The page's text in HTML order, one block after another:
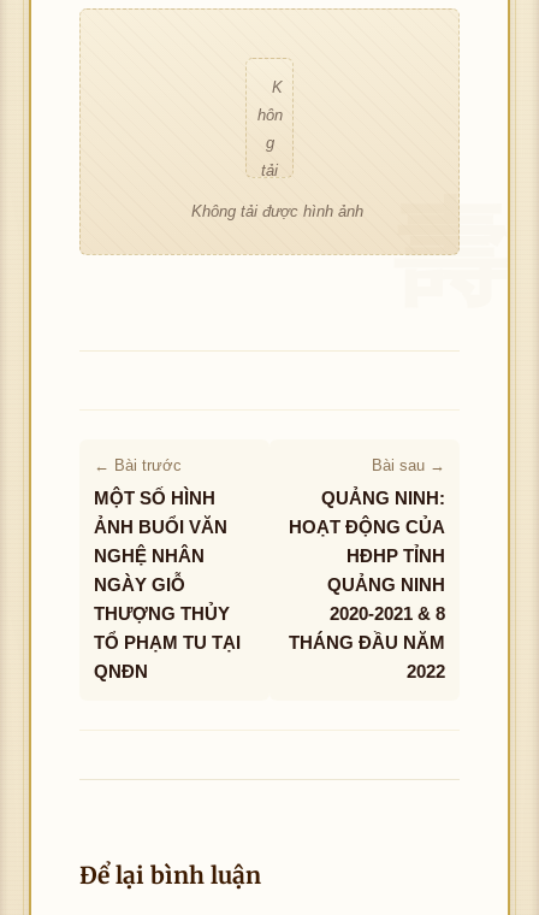
h
đư
ợc
hìn
ảnh
K
hôn
g
tải
hìn
Không tải được hình ảnh
← Bài trước
MỘT SỐ HÌNH
ẢNH BUỔI VĂN
NGHỆ NHÂN
NGÀY GIỖ
THƯỢNG THỦY
TỔ PHẠM TU TẠI
QNĐN
Bài sau →
QUẢNG NINH:
HOẠT ĐỘNG CỦA
HĐHP TỈNH
QUẢNG NINH
2020-2021 & 8
THÁNG ĐẦU NĂM
2022
Để lại bình luận